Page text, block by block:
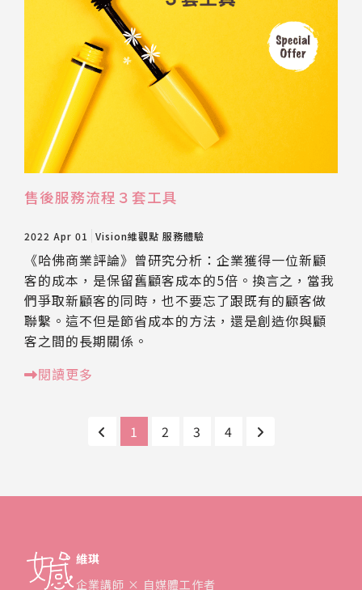
售後服務流程３套工具
2022 Apr 01 Vision維觀點 服務體驗
《哈佛商業評論》曾研究分析：企業獲得一位新顧
客的成本，是保留舊顧客成本的5倍。換言之，當我
們爭取新顧客的同時，也不要忘了跟既有的顧客做
聯繫。這不但是節省成本的方法，還是創造你與顧
客之間的長期關係。
閱讀更多
1 2 3 4
維琪
企業講師 × 自媒體工作者